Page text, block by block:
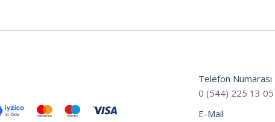
Telefon Numarası
0 (544) 225 13 05
E-Mail